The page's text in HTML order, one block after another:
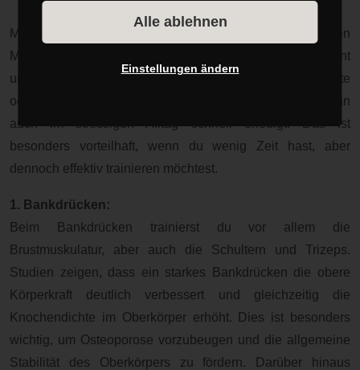
Mit nur drei Übungen kannst du alle wichtigen
Muskelgruppen abdecken, was den Plan einfach und leicht
umsetzbar macht. Du brauchst keine komplizierten Geräte
oder viele verschiedene Übungen. Dein Training ist dann
auch im stressigen Alltag schnell erledigt. Das ist
besonders vorteilhaft, wenn du wenig Zeit hast, aber
dennoch effektiv trainieren möchtest.
1. Bankdrücken:
Beim Bankdrücken trainierst du vor allem die
Brustmuskulatur, aber auch die Schultern und Trizeps.
Studien zeigen, dass ein starkes Bankdrücken die obere
Körperkraft deutlich verbessert und gleichzeitig die
Knochendichte im Oberkörper erhöht. Dies ist besonders
wichtig, um Osteoporose vorzubeugen und die allgemeine
Stabilität des Oberkörpers zu fördern. Darüber hinaus
Alle ablehnen
Einstellungen ändern